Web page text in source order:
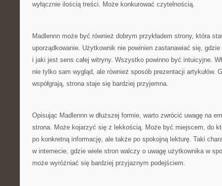
wyłącznie ilością treści. Może konkurować czytelnością.
Madlennn może być również dobrym przykładem strony, która
uporządkowanie. Użytkownik nie powinien zastanawiać się,
i jaki jest sens całej witryny. Wszystko powinno być intuicyjne.
nie tylko sam wygląd, ale również sposób prezentacji artykułów.
współgrają, strona staje się bardziej przyjemna.
Opisując Madlennn w dłuższej formie, warto zwrócić uwagę na
strona. Może kojarzyć się z lekkością. Może być miejscem, do
po konkretną informację, ale także po spokojną lekturę. Taki
w internecie, gdzie wiele stron walczy o uwagę użytkownika w
może wyróżniać się bardziej przyjaznym podejściem.